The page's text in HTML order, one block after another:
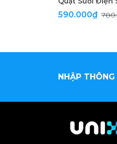
590.000₫
NHẬP